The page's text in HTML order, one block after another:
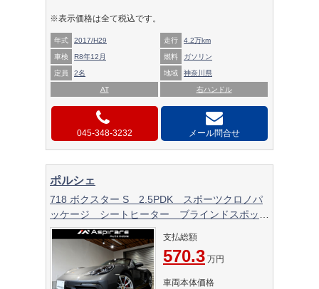
※表示価格は全て税込です。
年式 2017/H29 走行 4.2万km
車検 R8年12月 燃料 ガソリン
定員 2名 地域 神奈川県
AT 右ハンドル
045-348-3232 メール問合せ
ポルシェ
718 ボクスター S 2.5PDK スポーツクロノパ
ッケージ シートヒーター ブラインドスポット
モニター PDLSヘッドライト レッド幌 ボク
スターS19インチアルミ レッドキャリパー
支払総額
570.3 万円
車両本体価格